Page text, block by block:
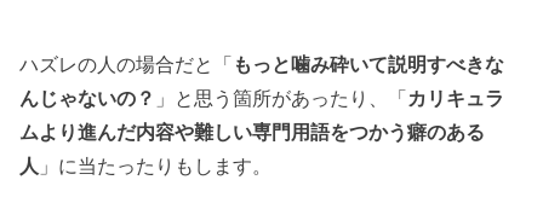
ハズレの人の場合だと「 もっと噛み砕いて説明すべきな
んじゃないの？ 」と思う箇所があったり、「カリキュラ
ムより進んだ内容や難しい専門用語をつかう癖のある
人 」に当たったりもします。